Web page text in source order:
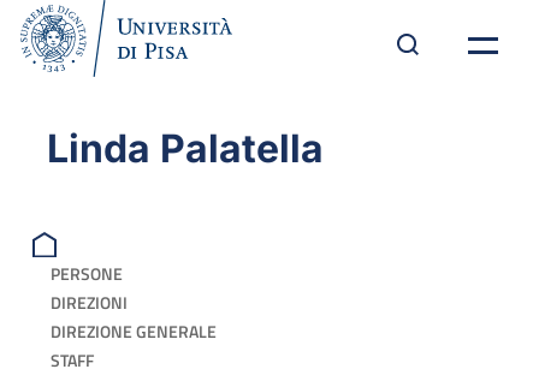
Linda Palatella
PERSONE
DIREZIONI
DIREZIONE GENERALE
STAFF